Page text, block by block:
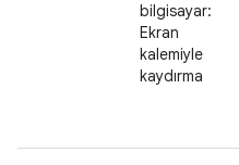
bilgisayar:
Ekran
kalemiyle
kaydırma